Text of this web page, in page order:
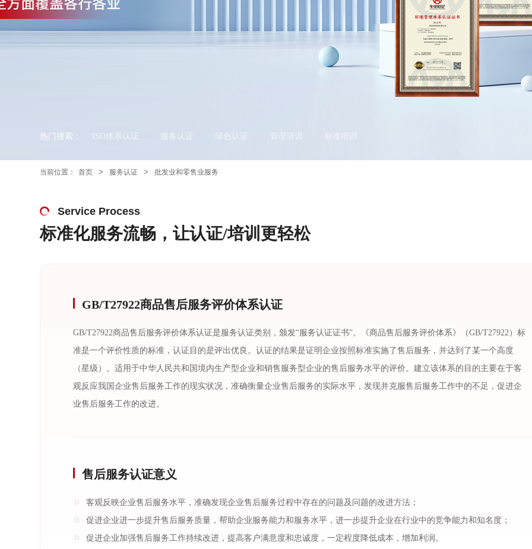
热门搜索： ISO体系认证 服务认证 绿色认证 管理培训 标准培训
当前位置： 首页 > 服务认证 > 批发业和零售业服务
Service Process
标准化服务流畅，让认证/培训更轻松
GB/T27922商品售后服务评价体系认证
GB/T27922商品售后服务评价体系认证是服务认证类别，颁发“服务认证证书”。《商品售后服务评价体系》（GB/T27922）标
准是一个评价性质的标准，认证目的是评出优良。认证的结果是证明企业按照标准实施了售后服务，并达到了某一个高度
（星级）。适用于中华人民共和国境内生产型企业和销售服务型企业的售后服务水平的评价。建立该体系的目的主要在于客
观反应我国企业售后服务工作的现实状况，准确衡量企业售后服务的实际水平，发现并克服售后服务工作中的不足，促进企
业售后服务工作的改进。
售后服务认证意义
客观反映企业售后服务水平，准确发现企业售后服务过程中存在的问题及问题的改进方法；
促进企业进一步提升售后服务质量，帮助企业服务能力和服务水平，进一步提升企业在行业中的竞争能力和知名度；
促进企业加强售后服务工作持续改进，提高客户满意度和忠诚度，一定程度降低成本，增加利润。